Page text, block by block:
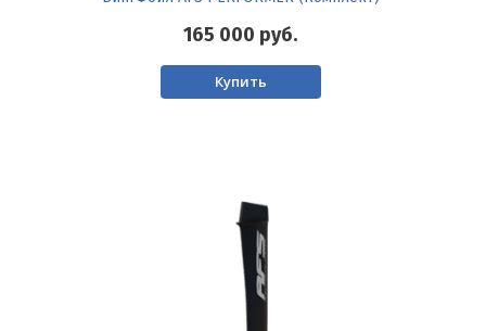
165 000 руб.
Купить